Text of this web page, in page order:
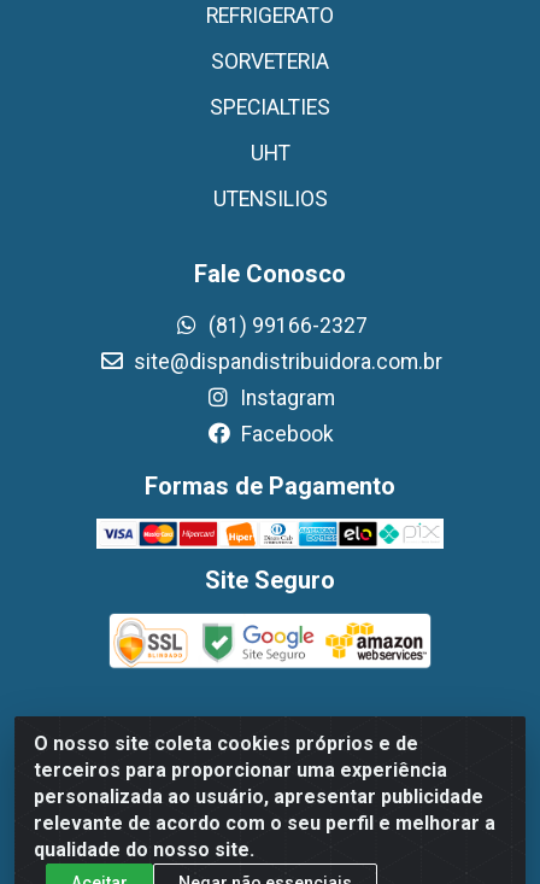
O nosso site coleta cookies próprios e de
terceiros para proporcionar uma experiência
personalizada ao usuário, apresentar publicidade
relevante de acordo com o seu perfil e melhorar a
qualidade do nosso site.
REFRIGERATO
SORVETERIA
SPECIALTIES
UHT
UTENSILIOS
Fale Conosco
(81) 99166-2327
site@dispandistribuidora.com.br
Instagram
Facebook
Formas de Pagamento
Site Seguro
Dispan Distribuidora de Alimentos LTDA - Avenida
Marechal Mascarenhas De Moraes, 1048- Imbiribeira,
Recife/PE - CEP 51.170-000 - CNPJ 30.779.584/0003-78